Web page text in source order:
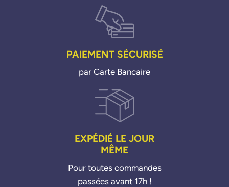
PAIEMENT SÉCURISÉ
par Carte Bancaire
EXPÉDIÉ LE JOUR
MÊME
Pour toutes commandes
passées avant 17h !